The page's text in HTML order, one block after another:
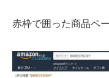
赤枠で囲った商品ペ